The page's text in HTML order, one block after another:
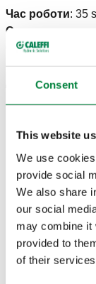
Consent
This website
We use
provide social
We also share
our social
may combine it
provided to
of their
Час роботи: 35
Сигнал
Сигнал
Клас захисту:
Діапазон